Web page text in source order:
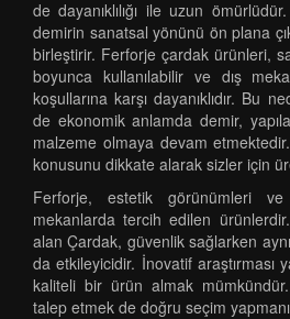
de dayanıklılığı ile uzun
demirin sanatsal yönünü ön plana
birleştirir. Ferforje çardak ürünleri,
boyunca kullanılabilir ve dış
koşullarına karşı dayanıklıdır. Bu
de ekonomik anlamda demir,
malzeme olmaya devam
konusunu dikkate alarak sizler için
Ferforje, estetik görünümleri ve
mekanlarda tercih edilen
alan Çardak, güvenlik sağlarken
da etkileyicidir. İnovatif araştırması
kaliteli bir ürün almak mümkündür.
talep etmek de doğru seçim